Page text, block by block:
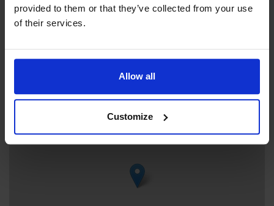
provided to them or that they’ve collected from your use
of their services.
Allow all
Customize
Suunnat
https://www.enjoyaland.com/ tel +358 40 6256950
−